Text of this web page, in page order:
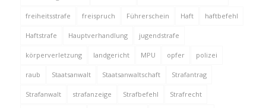
freiheitsstrafe freispruch Führerschein Haft haftbefehl
Haftstrafe Hauptverhandlung jugendstrafe
körperverletzung landgericht MPU opfer polizei
raub Staatsanwalt Staatsanwaltschaft Strafantrag
Strafanwalt strafanzeige Strafbefehl Strafrecht